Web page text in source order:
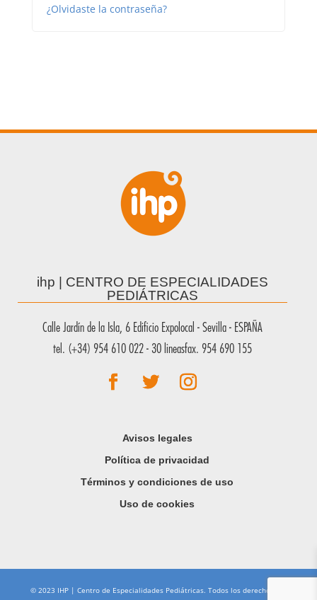
¿Olvidaste la contraseña?
ihp | CENTRO DE ESPECIALIDADES
PEDIÁTRICAS
Calle Jardín de la Isla, 6 Edificio Expolocal - Sevilla - ESPAÑA
tel. (+34) 954 610 022 - 30 lineasfax. 954 690 155
Avisos legales
Política de privacidad
Términos y condiciones de uso
Uso de cookies
© 2023 IHP | Centro de Especialidades Pediátricas. Todos los derechos